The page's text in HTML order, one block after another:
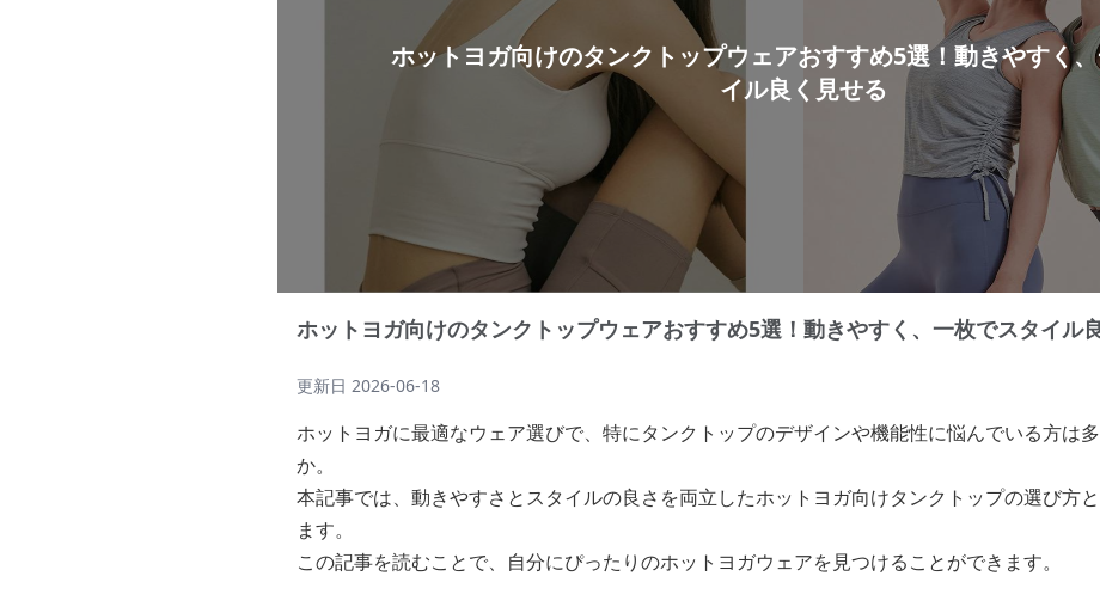
ホットヨガ向けのタンクトップウェアおすすめ5選！動きやすく
イル良く見せる
ホットヨガ向けのタンクトップウェアおすすめ5選！動きやすく、一枚でスタイル
更新日 2026-06-18
ホットヨガに最適なウェア選びで、特にタンクトップのデザインや機能性に悩んでいる方は
か。
本記事では、動きやすさとスタイルの良さを両立したホットヨガ向けタンクトップの選び方
ます。
この記事を読むことで、自分にぴったりのホットヨガウェアを見つけることができます。